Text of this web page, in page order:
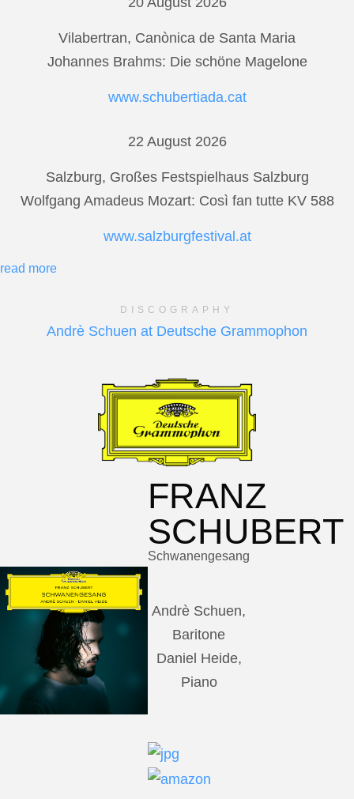
Vilabertran, Canònica de Santa Maria
Johannes Brahms: Die schöne Magelone
www.schubertiada.cat
22 August 2026
Salzburg, Großes Festspielhaus Salzburg
Wolfgang Amadeus Mozart: Così fan tutte KV 588
www.salzburgfestival.at
read more
DISCOGRAPHY
Andrè Schuen at Deutsche Grammophon
FRANZ
SCHUBERT
Schwanengesang
Andrè Schuen,
Baritone
Daniel Heide,
Piano